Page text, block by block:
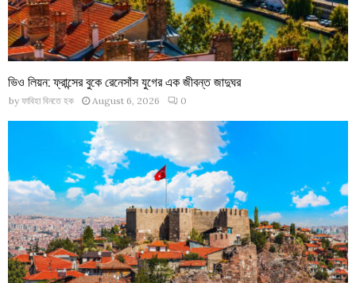
ভিও লিয়ন: ফ্রান্সের বুকে রেনেসাঁস যুগের এক জীবন্ত জাদুঘর
by ফাবিহা বিনতে হক August 6, 2026 0